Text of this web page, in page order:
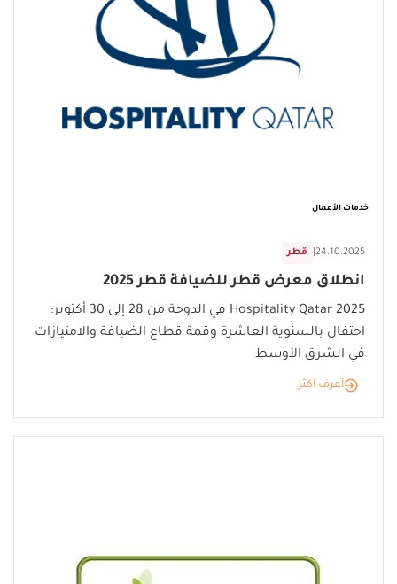
خدمات الأعمال
قطر 24.10.2025
انطلاق معرض قطر للضيافة قطر 2025
Hospitality Qatar 2025 في الدوحة من 28 إلى 30 أكتوبر:
احتفال بالسنوية العاشرة وقمة قطاع الضيافة والامتيازات
في الشرق الأوسط
أعرف أكثر